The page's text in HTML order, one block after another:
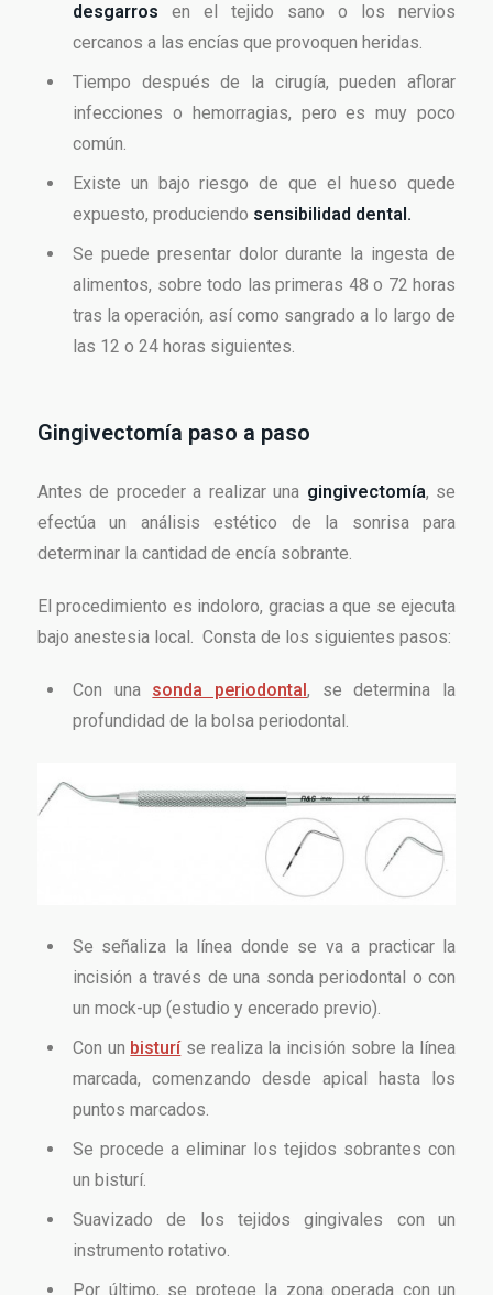
desgarros en el tejido sano o los nervios
cercanos a las encías que provoquen heridas.
Tiempo después de la cirugía, pueden aflorar
infecciones o hemorragias, pero es muy poco
común.
Existe un bajo riesgo de que el hueso quede
expuesto, produciendo sensibilidad dental.
Se puede presentar dolor durante la ingesta de
alimentos, sobre todo las primeras 48 o 72 horas
tras la operación, así como sangrado a lo largo de
las 12 o 24 horas siguientes.
Gingivectomía paso a paso
Antes de proceder a realizar una gingivectomía, se
efectúa un análisis estético de la sonrisa para
determinar la cantidad de encía sobrante.
El procedimiento es indoloro, gracias a que se ejecuta
bajo anestesia local. Consta de los siguientes pasos:
Con una sonda periodontal, se determina la
profundidad de la bolsa periodontal.
Se señaliza la línea donde se va a practicar la
incisión a través de una sonda periodontal o con
un mock-up (estudio y encerado previo).
Con un bisturíse realiza la incisión sobre la línea
marcada, comenzando desde apical hasta los
puntos marcados.
Se procede a eliminar los tejidos sobrantes con
un bisturí.
Suavizado de los tejidos gingivales con un
instrumento rotativo.
Por último, se protege la zona operada con un